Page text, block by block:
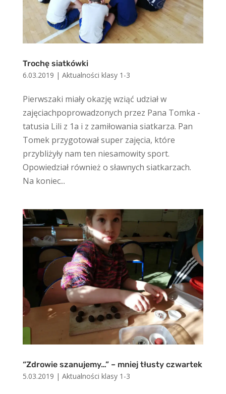
Trochę siatkówki
6.03.2019 | Aktualności klasy 1-3
Pierwszaki miały okazję wziąć udział w
zajęciachpoprowadzonych przez Pana Tomka -
tatusia Lili z 1a i z zamiłowania siatkarza. Pan
Tomek przygotował super zajęcia, które
przybliżyły nam ten niesamowity sport.
Opowiedział również o sławnych siatkarzach.
Na koniec...
“Zdrowie szanujemy…” – mniej tłusty czwartek
5.03.2019 | Aktualności klasy 1-3